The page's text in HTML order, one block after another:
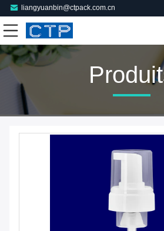
liangyuanbin@ctpack.com.cn